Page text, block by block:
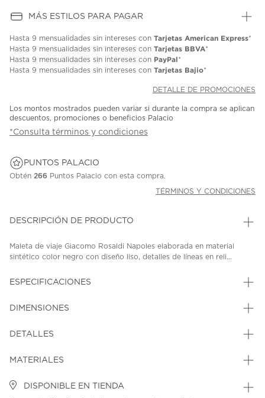
MÁS ESTILOS PARA PAGAR
Hasta 9 mensualidades sin intereses con Tarjetas American Express*
Hasta 9 mensualidades sin intereses con Tarjetas BBVA*
Hasta 9 mensualidades sin intereses con PayPal*
Hasta 9 mensualidades sin intereses con Tarjetas Bajio*
DETALLE DE PROMOCIONES
Los montos mostrados pueden variar si durante la compra se aplican
descuentos, promociones o beneficios Palacio
*Consulta términos y condiciones
PUNTOS PALACIO
Obtén 266 Puntos Palacio con esta compra.
TÉRMINOS Y CONDICIONES
DESCRIPCIÓN DE PRODUCTO
Maleta de viaje Giacomo Rosaldi Napoles elaborada en material
sintético color negro con diseño liso, detalles de líneas en reli...
ESPECIFICACIONES
DIMENSIONES
DETALLES
MATERIALES
DISPONIBLE EN TIENDA